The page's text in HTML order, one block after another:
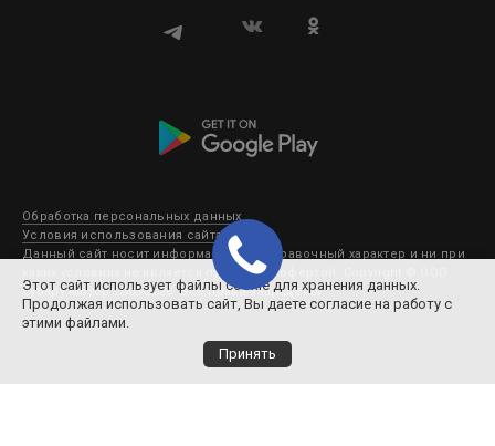
Обработка персональных данных
Условия использования сайта
Данный сайт носит информационно-справочный характер и ни при
каких условиях не является публичной офертой. Copyright © ООО
Субару Мотор 2003-2026. Все права защищены.
Этот сайт использует файлы cookie для хранения данных.
Продолжая использовать сайт, Вы даете согласие на работу с
этими файлами.
Принять